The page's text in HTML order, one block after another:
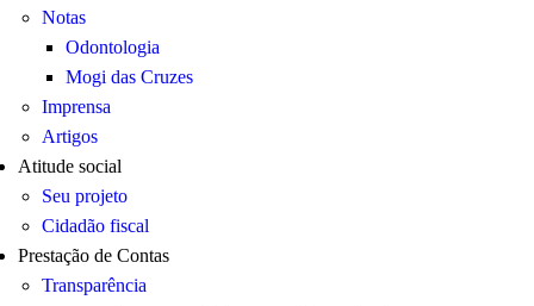
Notas
Odontologia
Mogi das Cruzes
Imprensa
Artigos
Atitude social
Seu projeto
Cidadão fiscal
Prestação de Contas
Transparência